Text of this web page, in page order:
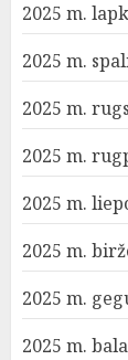
2025 m.
2025 m.
2025 m.
2025 m.
2025 m.
2025 m.
2025 m.
2025 m.